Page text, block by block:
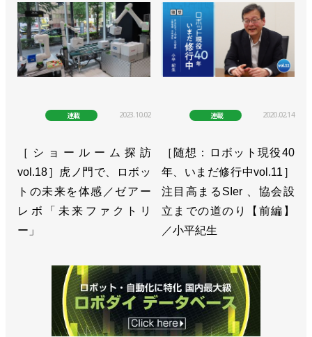
連載 2023.10.02
［ショールーム探訪
vol.18］虎ノ門で、ロボッ
トの未来を体感／ゼアー
レボ「未来ファクトリ
ー」
連載 2020.02.14
［随想：ロボット現役40
年、いまだ修行中vol.11］
注目高まるSIer 、協会設
立までの道のり【前編】
／小平紀生